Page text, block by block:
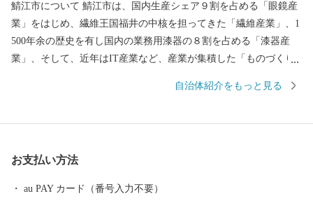
鯖江市について 鯖江市は、国内生産シェア９割を占める「眼鏡産
業」をはじめ、繊維王国福井の中核を担ってきた「繊維産業」、1
500年余の歴史を有し国内の業務用漆器の８割を占める「漆器産
業」、そして、近年はIT産業など、産業が集積した「ものづくり
であり、近松門左衛門が幼少期を過ごした地域には当時をしのぶ
市はものづくり分野を中心に内発的に発展し、成長を遂げてきた
まちです。 その発展を支えてきたのは、女性の活躍、時代を見据
自治体紹介をもっと見る
お支払い方法
au PAY カード（番号入力不要）